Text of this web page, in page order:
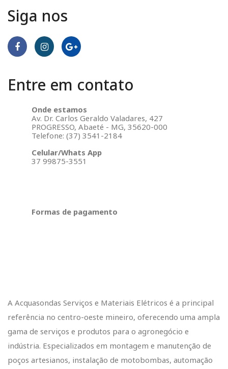
Siga nos
Entre em contato
Onde estamos
Av. Dr. Carlos Geraldo Valadares, 427
PROGRESSO, Abaeté - MG, 35620-000
Telefone: (37) 3541-2184
Celular/Whats App
37 99875-3551
Formas de pagamento
A Acquasondas Serviços e Materiais Elétricos é a principal
referência no centro-oeste mineiro, oferecendo uma ampla
gama de serviços e produtos para o agronegócio e
indústria. Especializados em montagem e manutenção de
poços artesianos, instalação de motobombas, automação